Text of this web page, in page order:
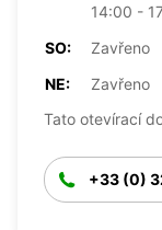
14:00 -
SO:
Zavřeno
NE:
Zavřeno
Tato otevírací
+33 (0)